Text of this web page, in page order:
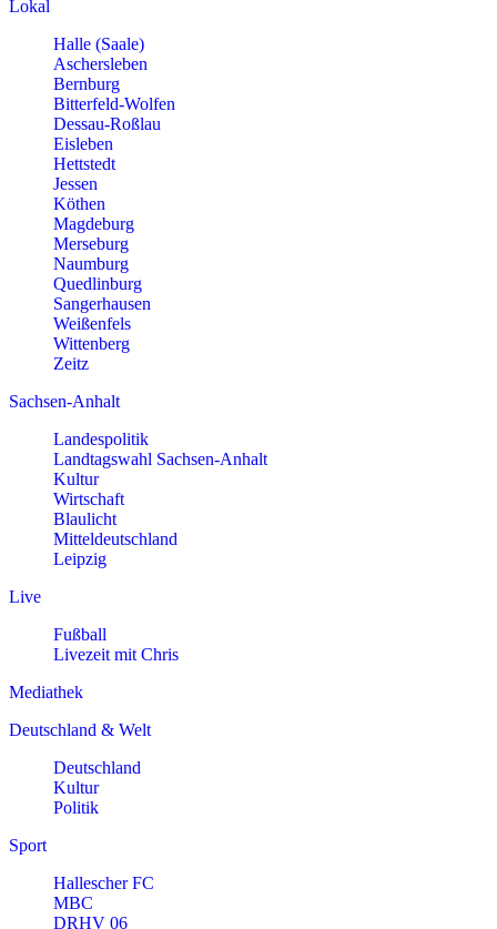
Lokal
Halle (Saale)
Aschersleben
Bernburg
Bitterfeld-Wolfen
Dessau-Roßlau
Eisleben
Hettstedt
Jessen
Köthen
Magdeburg
Merseburg
Naumburg
Quedlinburg
Sangerhausen
Weißenfels
Wittenberg
Zeitz
Sachsen-Anhalt
Landespolitik
Landtagswahl Sachsen-Anhalt
Kultur
Wirtschaft
Blaulicht
Mitteldeutschland
Leipzig
Live
Fußball
Livezeit mit Chris
Mediathek
Deutschland & Welt
Deutschland
Kultur
Politik
Sport
Hallescher FC
MBC
DRHV 06